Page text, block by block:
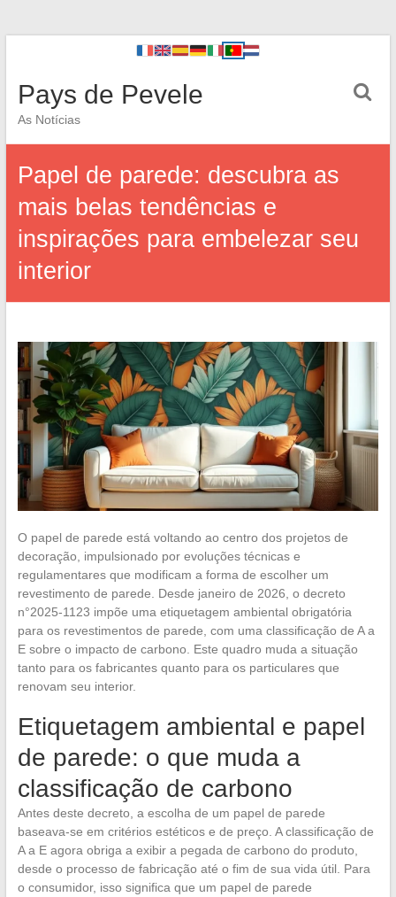
Pays de Pevele
As Notícias
Papel de parede: descubra as
mais belas tendências e
inspirações para embelezar seu
interior
O papel de parede está voltando ao centro dos projetos de
decoração, impulsionado por evoluções técnicas e
regulamentares que modificam a forma de escolher um
revestimento de parede. Desde janeiro de 2026, o decreto
n°2025-1123 impõe uma etiquetagem ambiental obrigatória
para os revestimentos de parede, com uma classificação de A a
E sobre o impacto de carbono. Este quadro muda a situação
tanto para os fabricantes quanto para os particulares que
renovam seu interior.
Etiquetagem ambiental e papel
de parede: o que muda a
classificação de carbono
Antes deste decreto, a escolha de um papel de parede
baseava-se em critérios estéticos e de preço. A classificação de
A a E agora obriga a exibir a pegada de carbono do produto,
desde o processo de fabricação até o fim de sua vida útil. Para
o consumidor, isso significa que um papel de parede